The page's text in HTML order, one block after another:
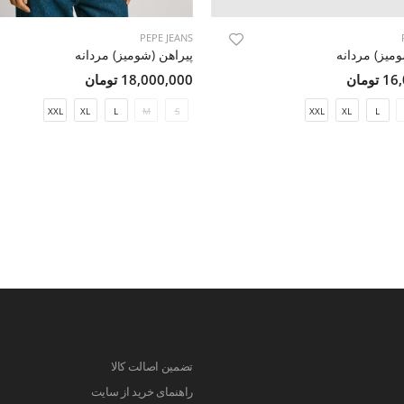
مردانه
L
XL
XXL
PEPE JEANS
پیراهن (شومیز) مردانه
18,000,000 تومان
S
M
L
XL
XXL
تضمین اصالت کالا
راهنمای خرید از سایت